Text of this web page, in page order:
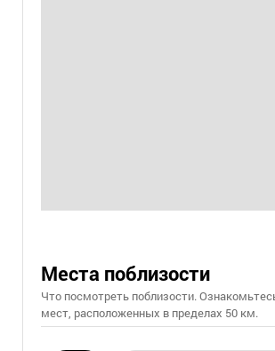
Места поблизости
Что посмотреть поблизости.
мест, расположенных в пределах 50 км.